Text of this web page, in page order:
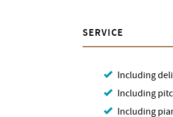
SERVICE
Including
Including
Including